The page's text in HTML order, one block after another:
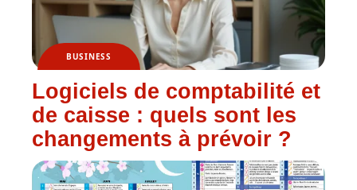
BUSINESS
Logiciels de comptabilité et
de caisse : quels sont les
changements à prévoir ?